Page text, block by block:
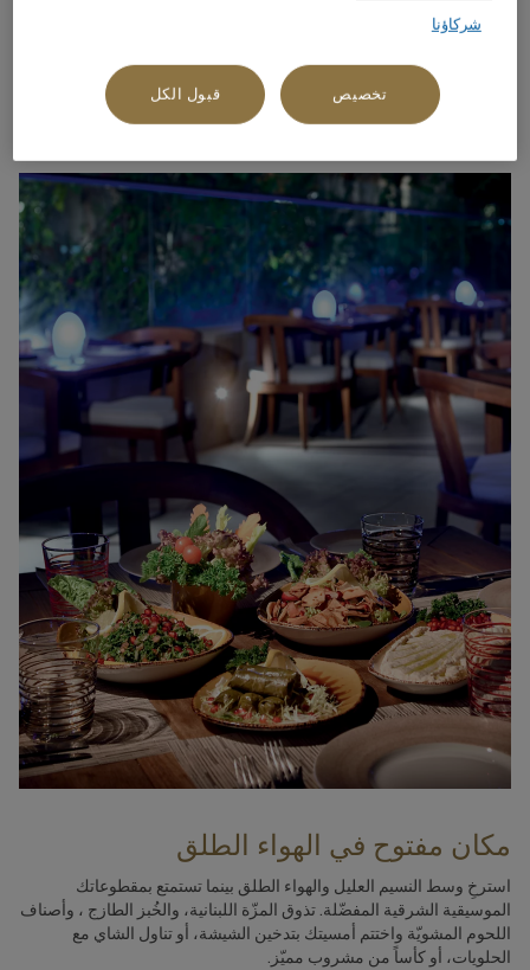
لماذا ستحبه!
مكان مفتوح في الهواء الطلق
استرخِ وسط النسيم العليل والهواء الطلق بينما تستمتع بمقطوعاتك
الموسيقية الشرقية المفضّلة. تذوق المزّة اللبنانية، والخُبز الطازج ، وأصناف
اللحوم المشويّة واختتم أمسيتك بتدخين الشيشة، أو تناول الشاي مع
الحلويات، أو كأساً من مشروب مميّز.
شركاؤنا
تخصيص قبول الكل